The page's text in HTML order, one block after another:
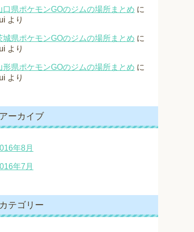
口県ポケモンGOのジムの場所まとめ に
より
城県ポケモンGOのジムの場所まとめ に
より
形県ポケモンGOのジムの場所まとめ に
より
アーカイブ
年8月
年7月
カテゴリー